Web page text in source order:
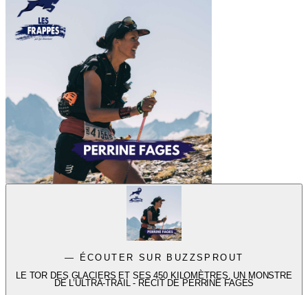
— ÉCOUTER SUR BUZZSPROUT
LE TOR DES GLACIERS ET SES 450 KILOMÈTRES, UN MONSTRE
DE L’ULTRA-TRAIL - RÉCIT DE PERRINE FAGES